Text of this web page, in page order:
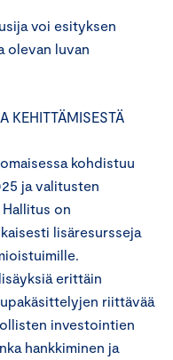
voi esityksen
olevan luvan
KEHITTÄMISESTÄ
kohdistuu
ja valitusten
on
lisäresursseja
erittäin
riittävää
investointien
hankkiminen ja